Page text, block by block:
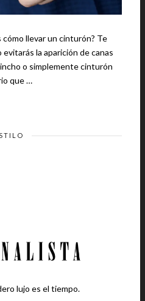
llevar un cinturón? Te
la aparición de canas
que …
lujo es el tiempo.